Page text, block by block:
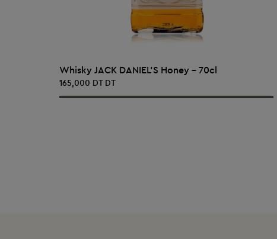
AJOUTER AU PANIER
Whisky JACK DANIEL'S Honey - 70cl
165,000 DT DT